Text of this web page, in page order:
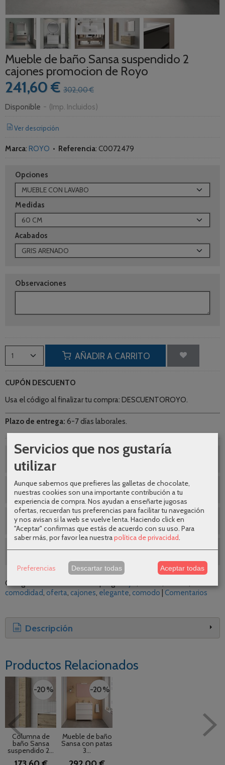
Mueble de baño Sansa suspendido 2
cajones promocion de Royo
241,60 € 302,00 €
Disponible - (Imp. Incluidos)
Ver descripción
Marca: ROYO • Referencia: C0072479
Opciones
Medidas
Acabados
Observaciones
AÑADIR A CARRITO
CUPÓN DESCUENTO
Usa el código al finalizar tu compra: DESCUENTOROYO.
Plazo de entrega: 6-7 días laborales.
¿Te ayudamos a elegir ?
Envio gratuito
CUPÓN DESCUENTO EN ROYO
SEGUNDAS REBAJAS AGOSTO
Categoría:
comodidad oferta cajones elegante comodo Comentarios
Descripción
Productos Relacionados
-20 %
Columna de
baño Sansa
suspendido 2...
-20 %
Mueble de baño
Sansa con patas
3...
Servicios que nos gustaría
utilizar
Aunque sabemos que prefieres las galletas de chocolate,
nuestras cookies son una importante contribución a tu
experiencia de compra. Nos ayudan a enseñarte jugosas
ofertas, recuerdan tus preferencias para facilitar tu navegación
y nos avisan si la web se vuelve lenta. Haciendo click en
"Aceptar" confirmas que estás de acuerdo con su uso. Para
saber más, por favor lea nuestrapolítica de privacidad.
Preferencias Descartar todas Aceptar todas